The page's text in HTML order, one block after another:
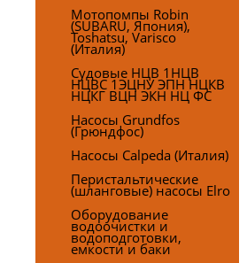
Мотопомпы Robin
(SUBARU, Япония),
Toshatsu, Varisco
(Италия)
Судовые НЦВ 1НЦВ
НЦВС 1ЭЦНУ ЭПН НЦКВ
НЦКГ ВЦН ЭКН НЦ ФС
Насосы Grundfos
(Грюндфос)
Насосы Calpeda (Италия)
Перистальтические
(шланговые) насосы Elro
Оборудование
водоочистки и
водоподготовки,
емкости и баки